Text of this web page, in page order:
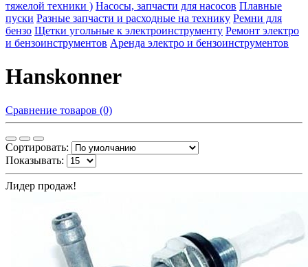
тяжелой техники ) Насосы, запчасти для насосов Плавные
пуски Разные запчасти и расходные на технику Ремни для
бензо Щетки угольные к электроинструменту Ремонт электро
и бензоинструментов Аренда электро и бензоинструментов
Hanskonner
Сравнение товаров (0)
Сортировать:
Показывать:
Лидер продаж!